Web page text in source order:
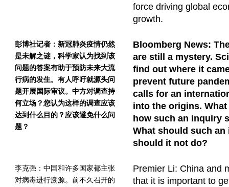
force driving global
growth.
彭博社记者：新冠肺炎疫情仍然
是未解之谜，科学家认为找到该
问题的答案有助于预防未来大流
行病的发生。有人呼吁就源头问
题开展国际审议。中方对调查持
何立场？您认为这样的调查应该
达到什么目的？应该避免什么问
题？
Bloomberg News:
are still a mystery.
find out where it
prevent future
calls for an
into the origins.
how such an inquiry
What should such
should it not do?
李克强：中国和许多国家都主张
对病毒进行溯源。前不久召开的
Premier Li: China and
that it is important to